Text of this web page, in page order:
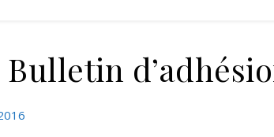
Bulletin